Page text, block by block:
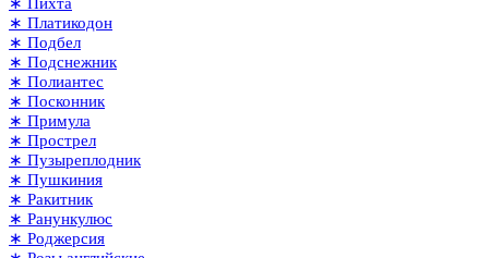
∗ Платикодон
∗ Подбел
∗ Подснежник
∗ Полиантес
∗ Посконник
∗ Примула
∗ Прострел
∗ Пузыреплодник
∗ Пушкиния
∗ Ракитник
∗ Ранункулюс
∗ Роджерсия